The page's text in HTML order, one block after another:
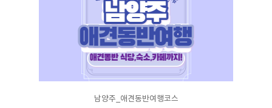
남양주_애견동반여행코스